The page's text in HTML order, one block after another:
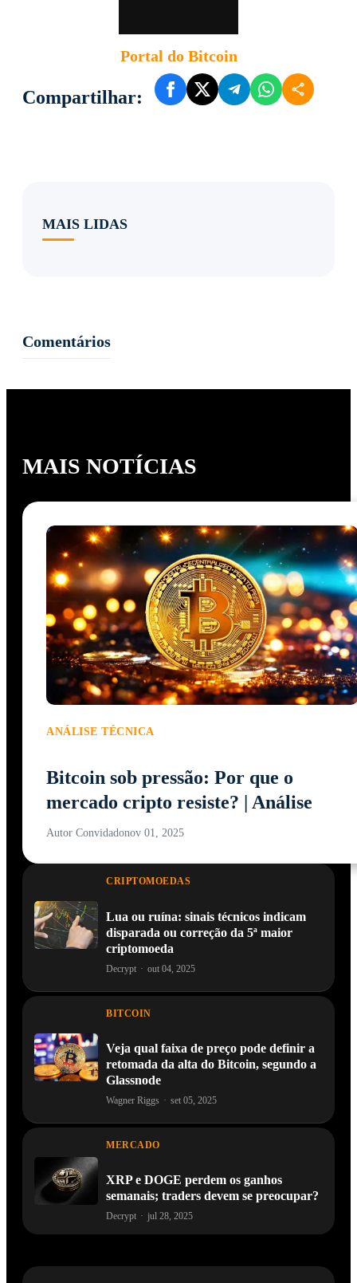
Portal do Bitcoin
Compartilhar:
MAIS LIDAS
Comentários
MAIS NOTÍCIAS
ANÁLISE TÉCNICA
Bitcoin sob pressão: Por que o
mercado cripto resiste? | Análise
Autor Convidadonov 01, 2025
CRIPTOMOEDAS
Lua ou ruína: sinais técnicos indicam
disparada ou correção da 5ª maior
criptomoeda
Decrypt · out 04, 2025
BITCOIN
Veja qual faixa de preço pode definir a
retomada da alta do Bitcoin, segundo a
Glassnode
Wagner Riggs · set 05, 2025
MERCADO
XRP e DOGE perdem os ganhos
semanais; traders devem se preocupar?
Decrypt · jul 28, 2025